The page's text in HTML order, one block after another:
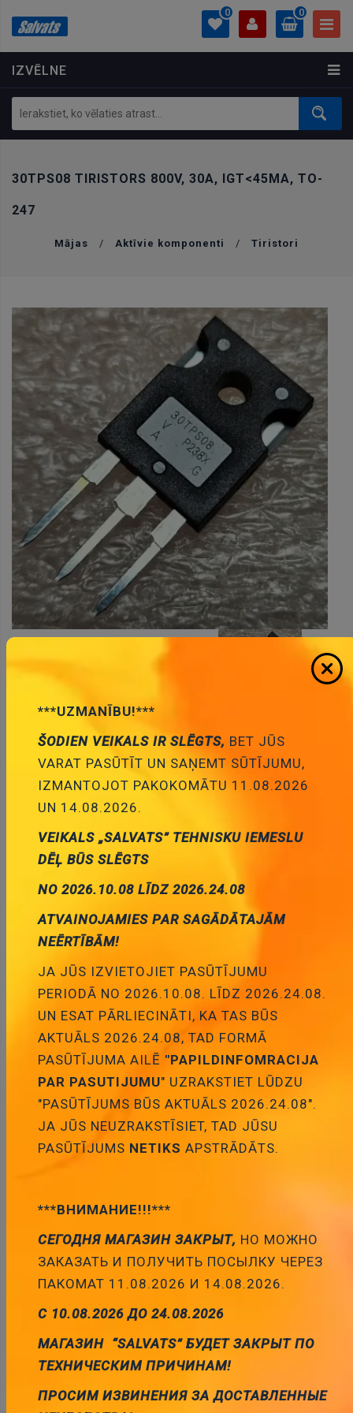
IZVĒLNE
0
PROFILS
Ielogoties
Izveidot kontu
0
0.00 €
30TPS08 TIRISTORS 800V, 30A, IGT<45MA, TO-
247
Mājas / Aktīvie komponenti / Tiristori
atšķirties no priekšmeta reāla izskata. Bet galvenās īpašības ir
vienādas.
30TPS08 Tiristors 800V, 30A, Igt<45mA, TO-
Cena: 6.25 €
Noliktavas stāvoklis:
11
Daudzums:
Pievienot grozam
Apraksts
Manufacturer VISHAY
Max. off-state voltage 800V
Max. load current 30A
Load current 20A
Mounting THT
Kind of package tube
Additional information
***UZMANĪBU!***
ŠODIEN VEIKALS IR SLĒGTS, BET JŪS
VARAT PASŪTĪT UN SAŅEMT SŪTĪJUMU,
IZMANTOJOT PAKOKOMĀTU 11.08.2026
UN 14.08.2026.
VEIKALS „SALVATS” TEHNISKU IEMESLU
DĒĻ BŪS SLĒGTS
NO 2026.10.08 LĪDZ 2026.24.08
ATVAINOJAMIES PAR SAGĀDĀTAJĀM
NEĒRTĪBĀM!
JA JŪS IZVIETOJIET PASŪTĪJUMU
PERIODĀ NO 2026.10.08. LĪDZ 2026.24.08.
UN ESAT PĀRLIECINĀTI, KA TAS BŪS
AKTUĀLS 2026.24.08, TAD FORMĀ
PASŪTĪJUMA AILĒ "PAPILDINFOMRACIJA
PAR PASUTIJUMU" UZRAKSTIET LŪDZU
"PASŪTĪJUMS BŪS AKTUĀLS 2026.24.08".
JA JŪS NEUZRAKSTĪSIET, TAD JŪSU
PASŪTĪJUMS NETIKS APSTRĀDĀTS.
***ВНИМАНИЕ!!!***
СЕГОДНЯ МАГАЗИН ЗАКРЫТ, НО МОЖНО
ЗАКАЗАТЬ И ПОЛУЧИТЬ ПОСЫЛКУ ЧЕРЕЗ
ПАКОМАТ 11.08.2026 И 14.08.2026.
С 10.08.2026 ДО 24.08.2026
МАГАЗИН “SALVATS” БУДЕТ ЗАКРЫТ ПО
ТЕХНИЧЕСКИМ ПРИЧИНАМ!
ПРОСИМ ИЗВИНЕНИЯ ЗА ДОСТАВЛЕННЫЕ